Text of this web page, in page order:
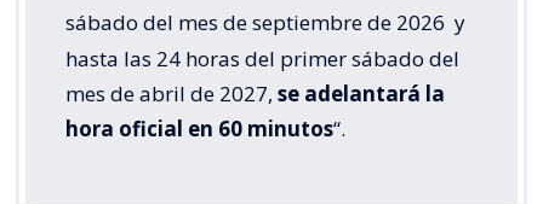
sábado del mes de septiembre de 2026 y
hasta las 24 horas del primer sábado del
mes de abril de 2027, se adelantará la
hora oficial en 60 minutos“.